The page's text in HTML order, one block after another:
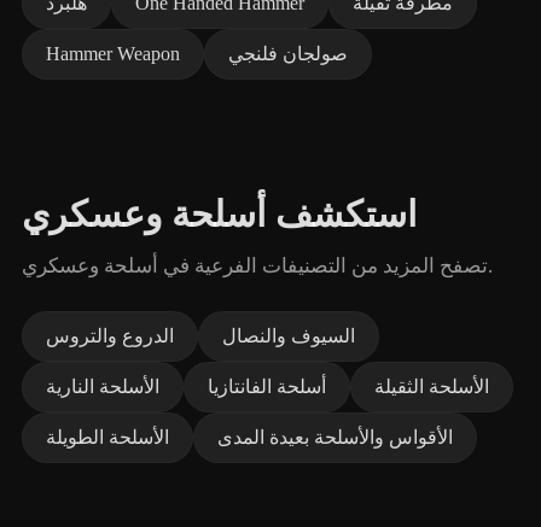
Hammer Weapon صولجان فلنجي
استكشف أسلحة وعسكري
تصفح المزيد من التصنيفات الفرعية في أسلحة وعسكري.
الدروع والتروس السيوف والنصال
الأسلحة النارية أسلحة الفانتازيا الأسلحة الثقيلة
الأسلحة الطويلة الأقواس والأسلحة بعيدة المدى